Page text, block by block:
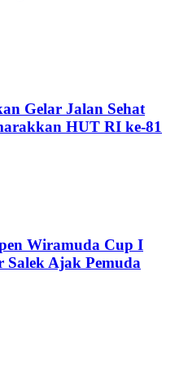
Gelar Jalan Sehat
HUT RI ke-81
Wiramuda Cup I
Salek Ajak Pemuda